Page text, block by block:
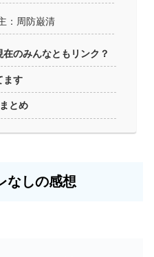
：周防巌清
のみんなともリンク？
ます
とめ
なしの感想